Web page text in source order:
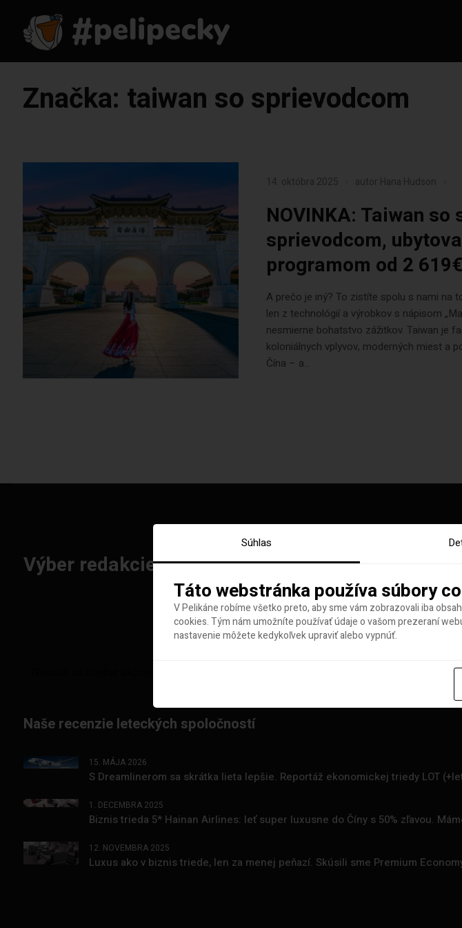
Značka: taiwan so sprievodcom
14. októbra 2025 autor Hana Hudson
NOVINKA: Taiwan so
sprievodcom,
programom od 2 619€
A prečo je iný? To zistíte spolu s nami na
len z technológií a výrobkov s nápisom
nesmierne bohatstvo zážitkov. Taiwan je
koloniálnych vplyvov, moderných miest a
Čína – a...
Výber redakcie: Najlepšie letenky tohto týždňa
Naše recenzie leteckých spoločností
15. MÁJA 2026
S Dreamlinerom sa skrátka lieta lepšie. Reportáž ekonomickej triedy LOT
1. DECEMBRA 2025
Biznis trieda 5* Hainan Airlines: leť super luxusne do Číny s 50% zľavou.
12. NOVEMBRA 2025
Luxus ako v biznis triede, len za menej peňazí. Skúsili sme Premium
Súhlas
Táto webstránka používa súbory
V Pelikáne robíme všetko preto, aby sme vám zobrazovali iba
cookies. Tým nám umožníte používať údaje o vašom prezeraní
nastavenie môžete kedykoľvek upraviť alebo vypnúť.